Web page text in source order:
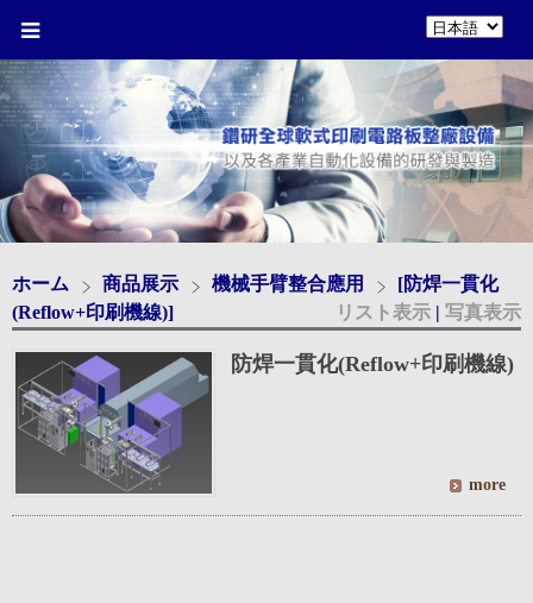
ホーム 商品展示 機械手臂整合應用
[防焊一貫化
(Reflow+印刷機線)]
リスト表示 | 写真表示
防焊一貫化(Reflow+印刷機線)